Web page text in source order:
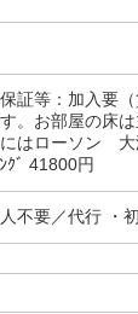
証等：加入要
。お部屋の床
はローソン
ｸﾞ 41800円
不要／代行 ・